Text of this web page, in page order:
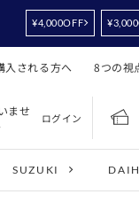
¥4,000OFF
入される方へ 8つの視
ませ
ログイン
SUZUKI